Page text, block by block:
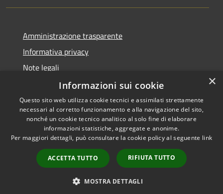
Amministrazione trasparente
Informativa privacy
Note legali
Dichiarazione di accessibilità
RSS
Accessibilità
Copyright © 2026 • Città di
Municipium•
Accesso
redazione
×
Informazioni sui cookie
Questo sito web utilizza cookie tecnici e assimilati strettamente
necessari al corretto funzionamento e alla navigazione del sito,
nonché un cookie tecnico analitico al solo fine di elaborare
informazioni statistiche, aggregate e anonime.
Per maggiori dettagli, può consultare la cookie policy al seguente link
ACCETTA TUTTO RIFIUTA TUTTO
MOSTRA DETTAGLI